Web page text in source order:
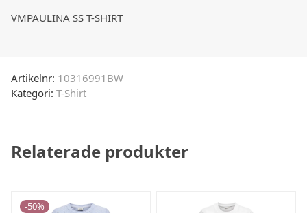
VMPAULINA SS T-SHIRT
Artikelnr: 10316991BW
Kategori: T-Shirt
Relaterade produkter
-50%